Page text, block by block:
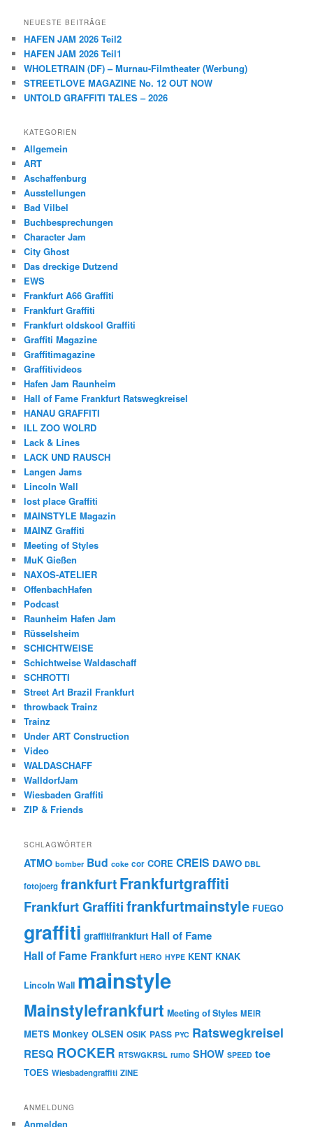
NEUESTE BEITRÄGE
HAFEN JAM 2026 Teil2
HAFEN JAM 2026 Teil1
WHOLETRAIN (DF) – Murnau-Filmtheater (Werbung)
STREETLOVE MAGAZINE No. 12 OUT NOW
UNTOLD GRAFFITI TALES – 2026
KATEGORIEN
Allgemein
ART
Aschaffenburg
Ausstellungen
Bad Vilbel
Buchbesprechungen
Character Jam
City Ghost
Das dreckige Dutzend
EWS
Frankfurt A66 Graffiti
Frankfurt Graffiti
Frankfurt oldskool Graffiti
Graffiti Magazine
Graffitimagazine
Graffitivideos
Hafen Jam Raunheim
Hall of Fame Frankfurt Ratswegkreisel
HANAU GRAFFITI
ILL ZOO WOLRD
Lack & Lines
LACK UND RAUSCH
Langen Jams
Lincoln Wall
lost place Graffiti
MAINSTYLE Magazin
MAINZ Graffiti
Meeting of Styles
MuK Gießen
NAXOS-ATELIER
OffenbachHafen
Podcast
Raunheim Hafen Jam
Rüsselsheim
SCHICHTWEISE
Schichtweise Waldaschaff
SCHROTTI
Street Art Brazil Frankfurt
throwback Trainz
Trainz
Under ART Construction
Video
WALDASCHAFF
WalldorfJam
Wiesbaden Graffiti
ZIP & Friends
SCHLAGWÖRTER
ATMO bomber Bud coke cor CORE CREIS DAWO DBL
fotojoerg frankfurtFrankfurtgraffiti
Frankfurt Graffitifrankfurtmainstyle FUEGO
graffiti graffitifrankfurt Hall of Fame
Hall of Fame Frankfurt HERO HYPE KENT KNAK
Lincoln Wall mainstyle
Mainstylefrankfurt Meeting of Styles MEIR
METS Monkey OLSEN OSIK PASS PYC Ratswegkreisel
RESQ ROCKER RTSWGKRSL rumo SHOW SPEED toe
TOES Wiesbadengraffiti ZINE
ANMELDUNG
Anmelden